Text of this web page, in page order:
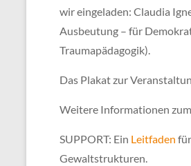
wir eingeladen: Claudia
Ausbeutung – für
Traumapädagogik).
Das Plakat zur
Weitere Informationen
SUPPORT: Ein Leitfaden
Gewaltstrukturen.